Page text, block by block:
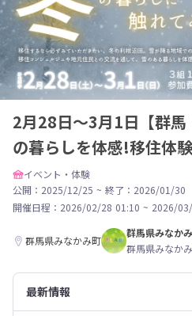
2月28日〜3月1日【群
の暮らしを体感!移住体
イベント・体験
公開：2025/12/25 ~ 終了：2026/01/30
開催日程： 2026/02/28 01:10 ~ 2026/
群馬県みなかみ町
群馬県みなか
群馬県みなか
最新情報